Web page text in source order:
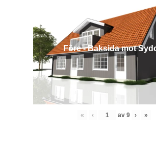
Före - Baksida mot
« ‹ av 9 › »